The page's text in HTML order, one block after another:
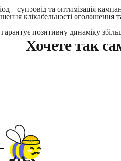
– супровід та оптимізація
клікабельності оголошення
позитивну динаміку
Хочете так